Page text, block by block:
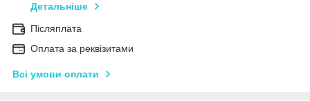
Детальніше
Післяплата
Оплата за реквізитами
Всі умови оплати